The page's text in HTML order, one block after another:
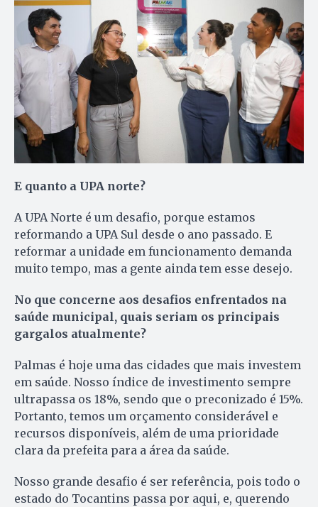
E quanto a UPA norte?
A UPA Norte é um desafio, porque estamos
reformando a UPA Sul desde o ano passado. E
reformar a unidade em funcionamento demanda
muito tempo, mas a gente ainda tem esse desejo.
No que concerne aos desafios enfrentados na
saúde municipal, quais seriam os principais
gargalos atualmente?
Palmas é hoje uma das cidades que mais investem
em saúde. Nosso índice de investimento sempre
ultrapassa os 18%, sendo que o preconizado é 15%.
Portanto, temos um orçamento considerável e
recursos disponíveis, além de uma prioridade
clara da prefeita para a área da saúde.
Nosso grande desafio é ser referência, pois todo o
estado do Tocantins passa por aqui, e, querendo